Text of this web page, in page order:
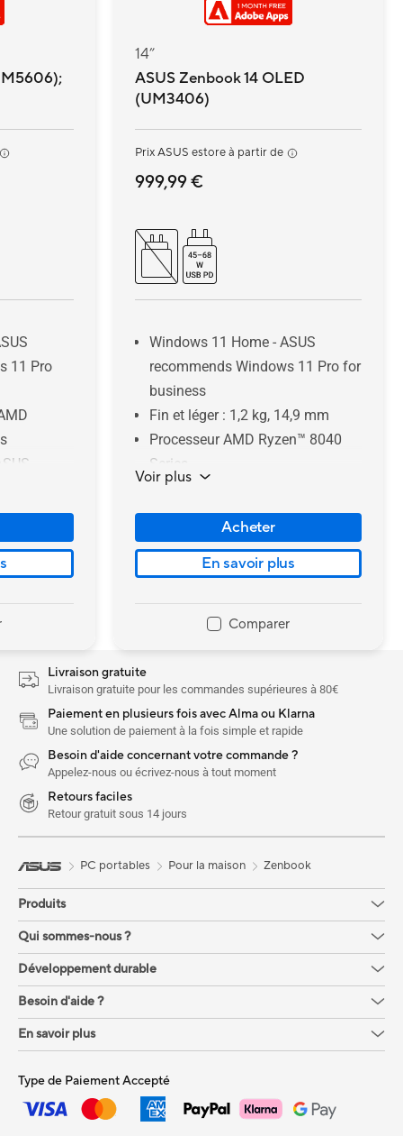
11 Pro
–
4.0
14”
ASUS Zenbook 14 OLED
(UM3406)
Prix ASUS estore à partir de
999,99 €
caractéristiques ci-dessous.
Windows 11 Home - ASUS
recommends Windows 11 Pro for
business
Fin et léger : 1,2 kg, 14,9 mm
Processeur AMD Ryzen™ 8040
Series
Batterie 75 Wh à grande
autonomie
Jusqu’à la dalle OLED HDR 14”
120Hz 2,8K
Stockage SSD jusqu’à 1 To
Ports d'E/S complets avec USB 4
Voir plus
Acheter
En savoir plus
Comparer
Livraison gratuite
Livraison gratuite pour les commandes supérieures à 80€
Paiement en plusieurs fois avec Alma ou Klarna
Une solution de paiement à la fois simple et rapide
Besoin d'aide concernant votre commande ?
Appelez-nous ou écrivez-nous à tout moment
Retours faciles
Retour gratuit sous 14 jours
PC portables Pour la maison Zenbook
Produits
Qui sommes-nous ?
Développement durable
Besoin d'aide ?
En savoir plus
Type de Paiement Accepté